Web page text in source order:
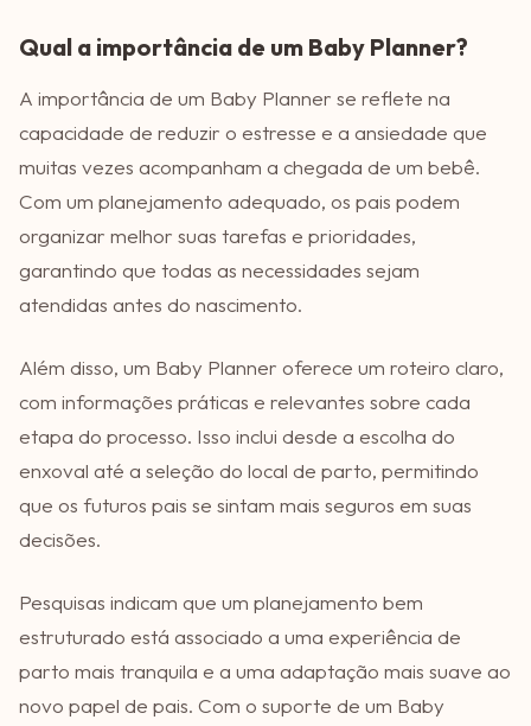
Qual a importância de um Baby Planner?
A importância de um Baby Planner se reflete na
capacidade de reduzir o estresse e a ansiedade que
muitas vezes acompanham a chegada de um bebê.
Com um planejamento adequado, os pais podem
organizar melhor suas tarefas e prioridades,
garantindo que todas as necessidades sejam
atendidas antes do nascimento.
Além disso, um Baby Planner oferece um roteiro claro,
com informações práticas e relevantes sobre cada
etapa do processo. Isso inclui desde a escolha do
enxoval até a seleção do local de parto, permitindo
que os futuros pais se sintam mais seguros em suas
decisões.
Pesquisas indicam que um planejamento bem
estruturado está associado a uma experiência de
parto mais tranquila e a uma adaptação mais suave ao
novo papel de pais. Com o suporte de um Baby